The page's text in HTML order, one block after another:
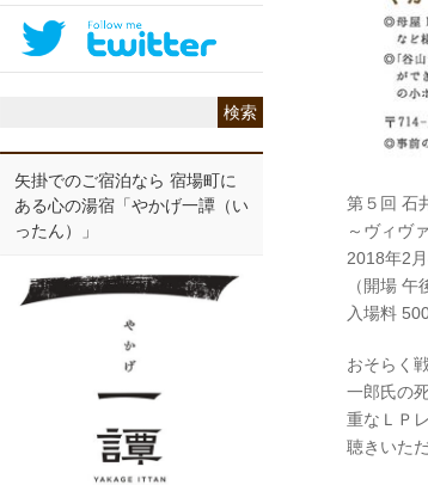
第５回 石
～ヴィヴ
2018年2
（開場 午
入場料
おそらく
一郎氏の
重なＬＰ
聴きいた
矢掛でのご宿泊なら 宿場町に
ある心の湯宿「やかげ一譚（い
ったん）」